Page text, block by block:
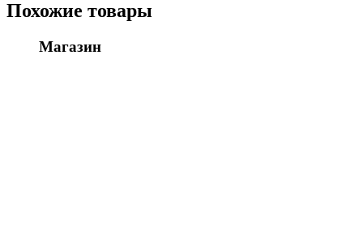
Похожие товары
Магазин